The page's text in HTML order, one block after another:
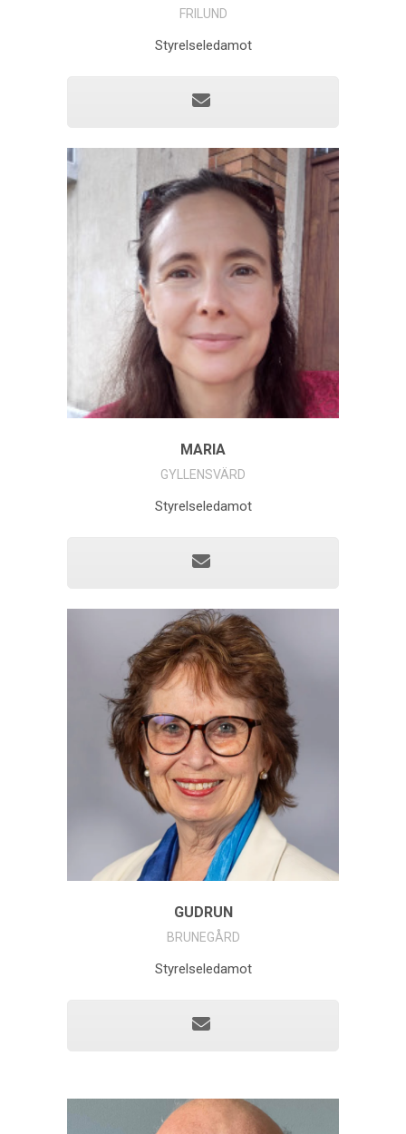
FRILUND
Styrelseledamot
MARIA
GYLLENSVÄRD
Styrelseledamot
GUDRUN
BRUNEGÅRD
Styrelseledamot